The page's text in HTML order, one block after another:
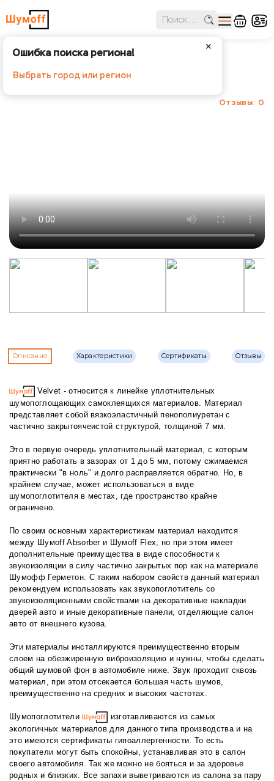
✕
Ошибка поиска региона!
Выбрать город или регион
Отзывы: 0
Описание Характеристики Сертификаты Отзывы
Velvet - относится к линейке уплотнительных
шумопоглощающих самоклеящихся материалов. Материал
представляет собой вязкоэластичный пенополиуретан с
частично закрытоячеистой структурой, толщиной 7 мм.
Это в первую очередь уплотнительный материал, с которым
приятно работать в зазорах от 1 до 5 мм, потому сжимаемся
практически "в ноль" и долго расправляется обратно. Но, в
крайнем случае, может использоваться в виде
шумопоглотителя в местах, где пространство крайне
ограничено.
По своим основным характеристикам материал находится
между Шумоff Absorber и Шумоff Flex, но при этом имеет
дополнительные преимущества в виде способности к
звукоизоляции в силу частично закрытых пор как на материале
Шумофф Герметон. С таким набором свойств данный материал
рекомендуем использовать как звукопоглотитель со
звукоизоляционными свойствами на декоративные накладки
дверей авто и иные декоративные панели, отделяющие салон
авто от внешнего кузова.
Эти материалы инсталлируются преимущественно вторым
слоем на обезжиренную виброизоляцию и нужны, чтобы сделать
общий шумовой фон в автомобиле ниже. Звук проходит сквозь
материал, при этом отсекается большая часть шумов,
преимущественно на средних и высоких частотах.
Шумопоглотители
изготавливаются из самых
экологичных материалов для данного типа производства и на
это имеются сертификаты гипоаллергенности. То есть
покупатели могут быть спокойны, устанавливая это в салон
своего автомобиля. Так же можно не бояться и за здоровье
родных и близких. Все запахи выветриваются из салона за пару